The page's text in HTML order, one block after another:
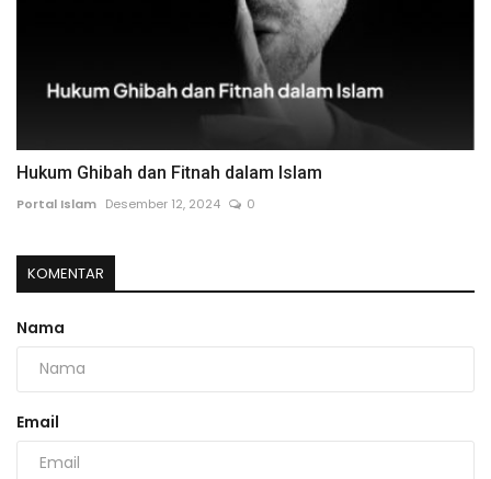
Hukum Ghibah dan Fitnah dalam Islam
Portal Islam Desember 12, 2024 0
KOMENTAR
Nama
Email